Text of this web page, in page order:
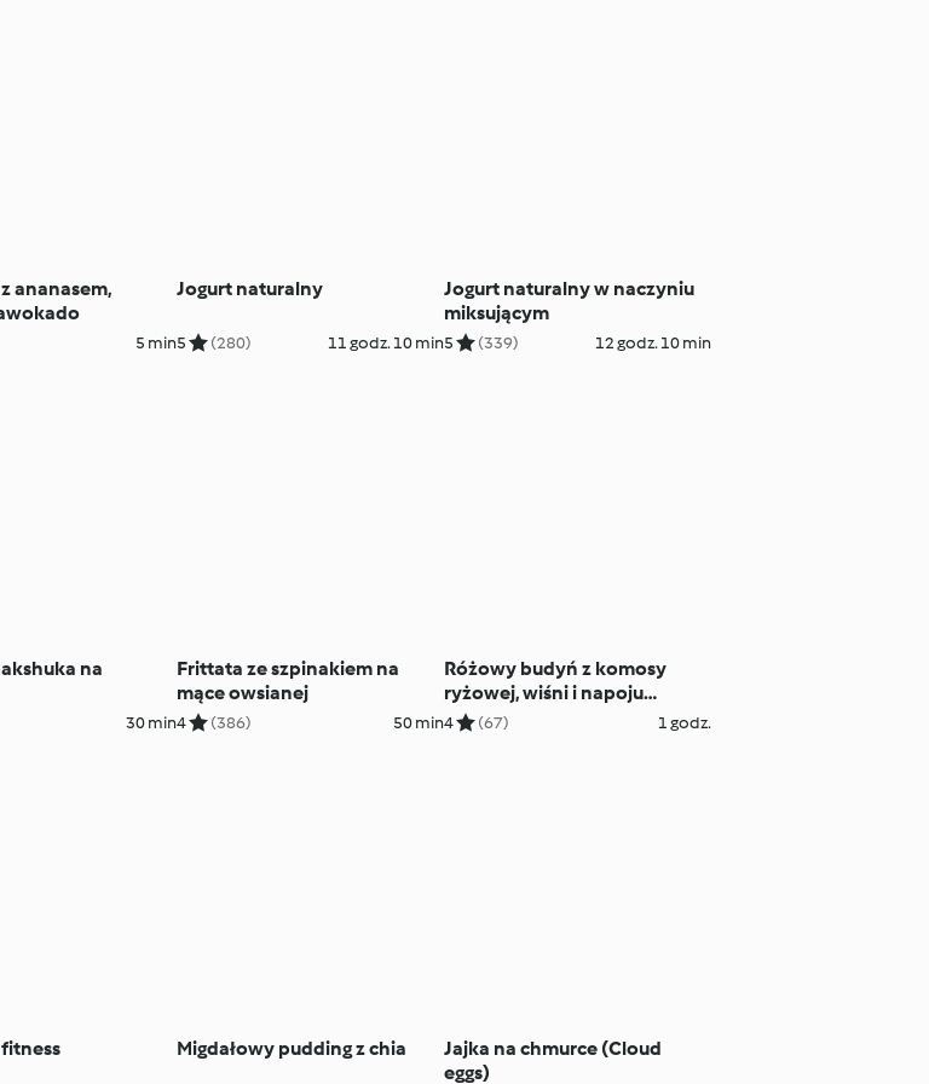
ananasem,
5 min
Jogurt naturalny
5 (280) 11 godz. 10 min
Jogurt naturalny w naczyniu
miksującym
5 (339) 12 godz. 10 min
na
30 min
Frittata ze szpinakiem na
mące owsianej
4 (386) 50 min
Różowy budyń z komosy
ryżowej, wiśni i napoju
migdałowego
4 (67) 1 godz.
Migdałowy pudding z chia
Jajka na chmurce (Cloud
eggs)